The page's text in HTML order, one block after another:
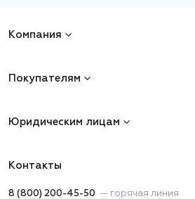
Компания
Покупателям
Юридическим лицам
Контакты
8 (800) 200-45-50 — горячая линия